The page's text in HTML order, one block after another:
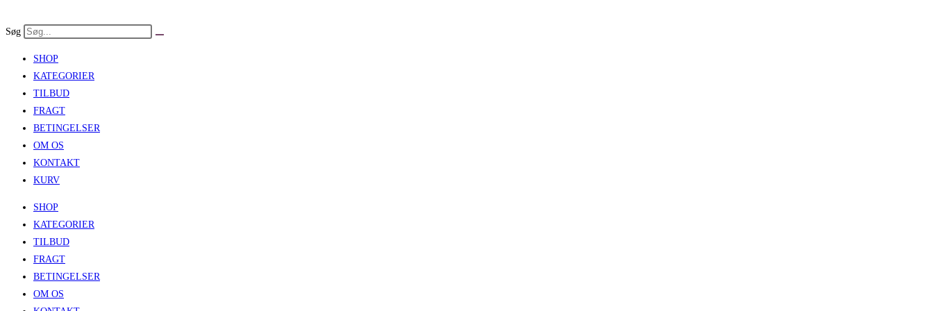
to
Søg
SHOP
KATEGORIER
TILBUD
FRAGT
BETINGELSER
OM OS
KONTAKT
KURV
SHOP
KATEGORIER
TILBUD
FRAGT
BETINGELSER
OM OS